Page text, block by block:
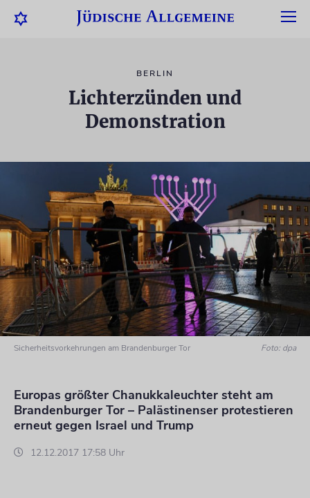
BERLIN
Lichterzünden und
Demonstration
Sicherheitsvorkehrungen am Brandenburger Tor Foto: dpa
Europas größter Chanukkaleuchter steht am
Brandenburger Tor – Palästinenser protestieren
erneut gegen Israel und Trump
12.12.2017 17:58 Uhr